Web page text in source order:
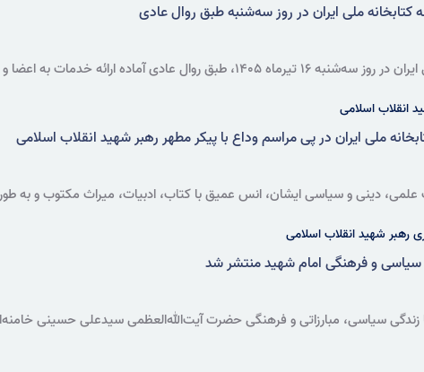
ملی ایران در روز سه‌شنبه طبق روال عادی
آماده ارائه خدمات به اعضا و پژوهشگران هستند.
انقلاب اسلامی
ملی ایران در پی مراسم وداع با پیکر مطهر رهبر شهید انقلاب اسلامی
دینی و سیاسی ایشان، انس عمیق با کتاب، ادبیات، میراث مکتوب و به
رهبر شهید انقلاب اسلامی
سیاسی و فرهنگی امام شهید منتشر شد